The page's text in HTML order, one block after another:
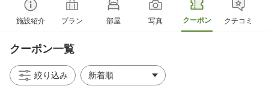
施設紹介 プラン 部屋 写真 クーポン クチコミ
クーポン一覧
絞り込み